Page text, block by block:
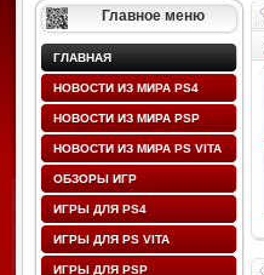
Главное меню
ГЛАВНАЯ
НОВОСТИ ИЗ МИРА PS4
НОВОСТИ ИЗ МИРА PSP
НОВОСТИ ИЗ МИРА PS VITA
ОБЗОРЫ ИГР
ИГРЫ ДЛЯ PS4
ИГРЫ ДЛЯ PS VITA
ИГРЫ ДЛЯ PSP